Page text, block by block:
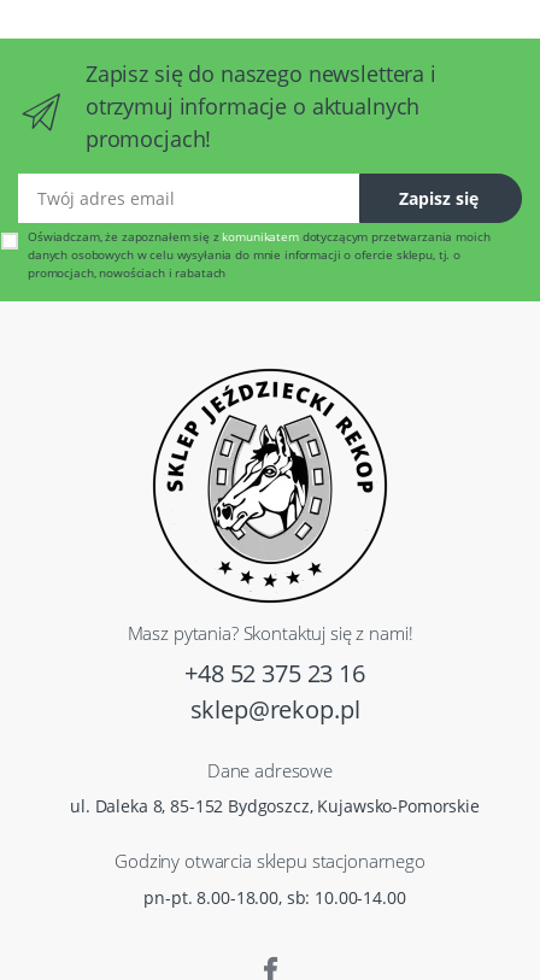
Zapisz się do naszego newslettera i
otrzymuj informacje o aktualnych
promocjach!
Zapisz się
Oświadczam, że zapoznałem się z komunikatemdotyczącym przetwarzania moich
danych osobowych w celu wysyłania do mnie informacji o ofercie sklepu, tj. o
promocjach, nowościach i rabatach
Masz pytania? Skontaktuj się z nami!
+48 52 375 23 16
sklep@rekop.pl
Dane adresowe
ul. Daleka 8, 85-152 Bydgoszcz, Kujawsko-Pomorskie
Godziny otwarcia sklepu stacjonarnego
pn-pt. 8.00-18.00, sb: 10.00-14.00